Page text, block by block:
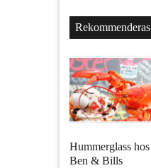
Rekommenderas
Hummerglass hos
Ben & Bills